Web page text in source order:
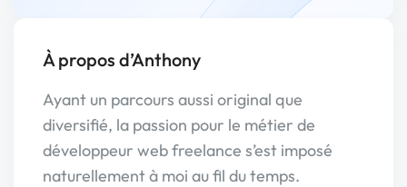
À propos d’Anthony
Ayant un parcours aussi original que
diversifié, la passion pour le métier de
développeur web freelance s’est imposé
naturellement à moi au fil du temps.